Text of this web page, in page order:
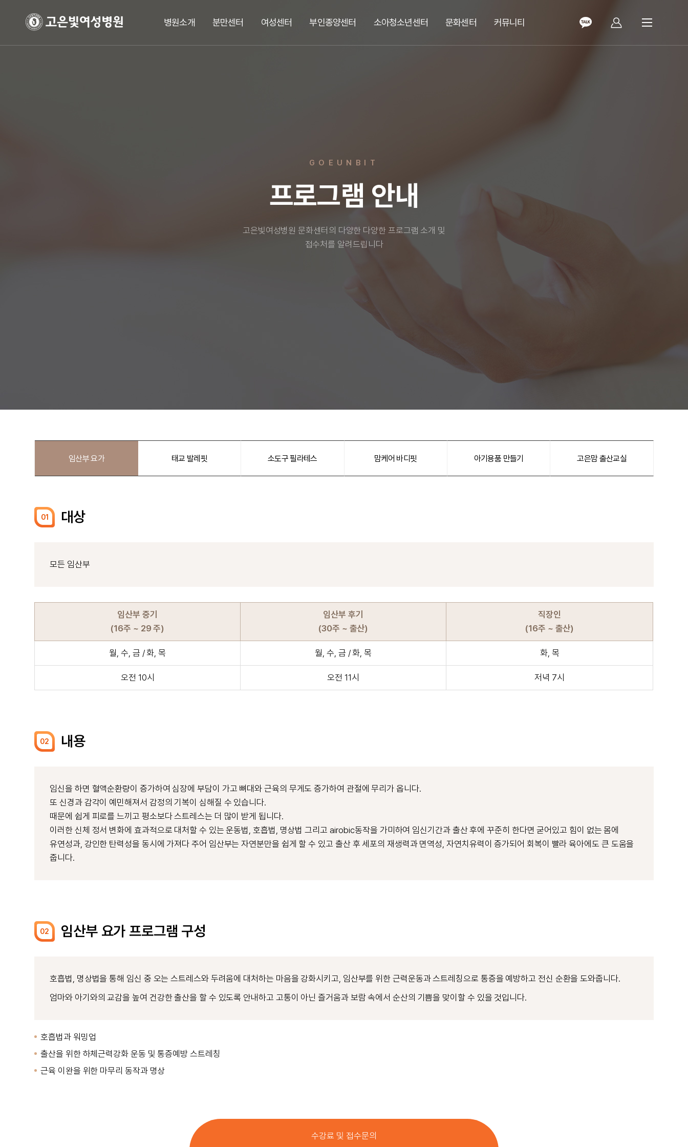
병원소개 분만센터 여성센터 부인종양센터 소아청소년센터 문화센터 커뮤니티
GOEUNBIT
프로그램 안내
고은빛여성병원 문화센터의 다양한 다양한 프로그램 소개 및
접수처를 알려드립니다
임산부 요가 태교 발레핏 소도구 필라테스 맘케어 바디핏 아기용품 만들기 고은맘 출산교실
01 대상
모든 임산부
임산부 중기
(16주 ~ 29 주)
임산부 후기
(30주 ~ 출산)
직장인
(16주 ~ 출산)
월, 수, 금 / 화, 목 월, 수, 금 / 화, 목 화, 목
오전 10시 오전 11시 저녁 7시
02 내용
임신을 하면 혈액순환량이 증가하여 심장에 부담이 가고 뼈대와 근육의 무게도 증가하여 관절에 무리가 옵니다.
또 신경과 감각이 예민해져서 감정의 기복이 심해질 수 있습니다.
때문에 쉽게 피로를 느끼고 평소보다 스트레스는 더 많이 받게 됩니다.
이러한 신체 정서 변화에 효과적으로 대처할 수 있는 운동법, 호흡법, 명상법 그리고 airobic동작을 가미하여 임신기간과 출산 후에 꾸준히 한다면 굳어있고 힘이 없는 몸에
유연성과, 강인한 탄력성을 동시에 가져다 주어 임산부는 자연분만을 쉽게 할 수 있고 출산 후 세포의 재생력과 면역성, 자연치유력이 증가되어 회복이 빨라 육아에도 큰 도움을
줍니다.
02 임산부 요가 프로그램 구성
호흡법, 명상법을 통해 임신 중 오는 스트레스와 두려움에 대처하는 마음을 강화시키고, 임산부를 위한 근력운동과 스트레칭으로 통증을 예방하고 전신 순환을 도와줍니다.
엄마와 아기와의 교감을 높여 건강한 출산을 할 수 있도록 안내하고 고통이 아닌 즐거움과 보람 속에서 순산의 기쁨을 맞이할 수 있을 것입니다.
호흡법과 워밍업
출산을 위한 하체근력강화 운동 및 통증예방 스트레칭
근육 이완을 위한 마무리 동작과 명상
수강료 및 접수문의